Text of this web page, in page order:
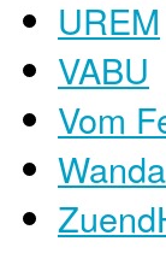
UREM
VABU
Vom